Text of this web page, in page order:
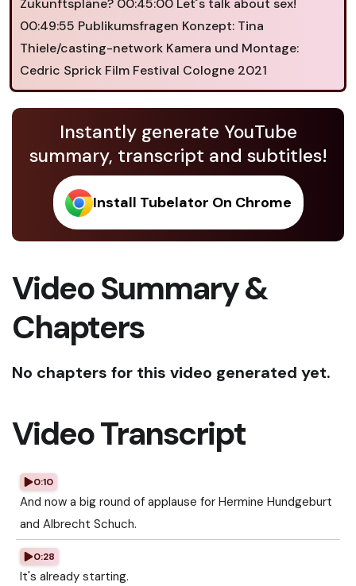
Zukunftspläne? 00:45:00 Let´s talk about sex!
00:49:55 Publikumsfragen Konzept: Tina
Thiele/casting-network Kamera und Montage:
Cedric Sprick Film Festival Cologne 2021
Instantly generate YouTube
summary, transcript and subtitles!
Install Tubelator On Chrome
Video Summary &
Chapters
No chapters for this video generated yet.
Video Transcript
0:10
And now a big round of applause for Hermine Hundgeburt
and Albrecht Schuch.
0:28
It's already starting.